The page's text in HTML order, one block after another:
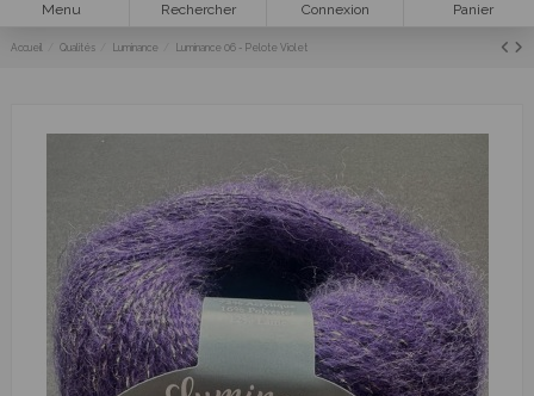
Menu Rechercher Connexion Panier
Accueil Qualités Luminance Luminance 06 - Pelote Violet